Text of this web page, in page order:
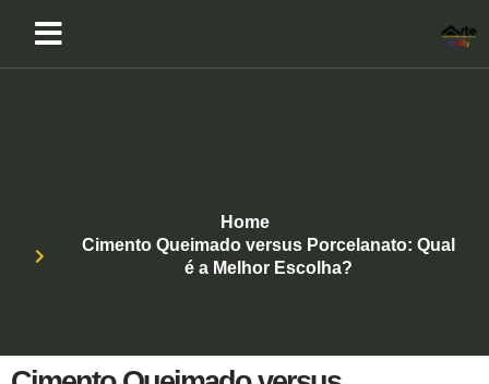
Home
Cimento Queimado versus Porcelanato: Qual
é a Melhor Escolha?